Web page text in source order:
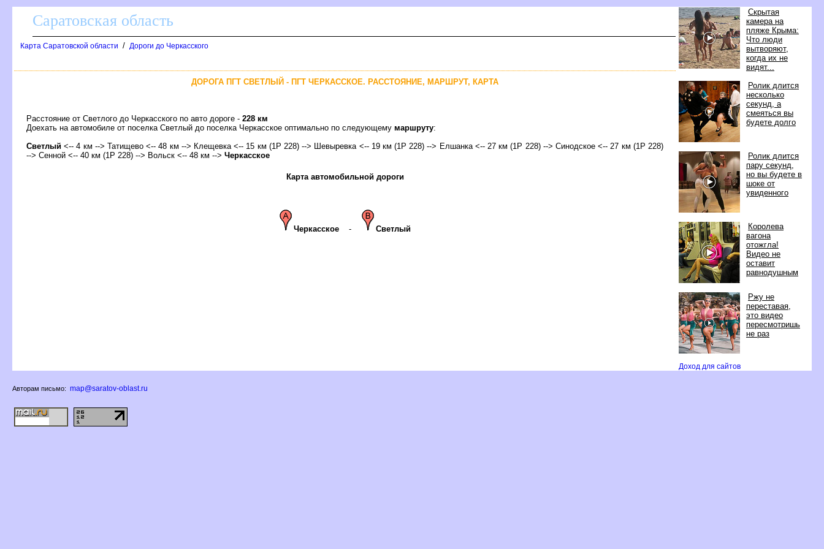
Скрытая
камера на
пляже Крыма:
Что люди
ытворяют,
когда их не
идят...
Ролик длится
несколько
секунд, а
смеяться вы
удете долго
Ролик длится
пару секунд,
но вы будете
шоке от
увиденного
Королева
агона
отожгла!
идео не
оставит
равнодушным
Ржу не
переставая,
это видео
пересмотришь
не раз
Доход для сайто
Саратовская область
Карта Саратовской области / Дороги до Черкасского
ДОРОГА ПГТ СВЕТЛЫЙ - ПГТ ЧЕРКАССКОЕ. РАССТОЯНИЕ, МАРШРУТ, КАРТА
Расстояние от Светлого до Черкасского по авто дороге - 228 км
Доехать на автомобиле от поселка Светлый до поселка Черкасское оптимально по следующему маршруту:
Светлый <-- 4 км --> Татищево <-- 48 км --> Клещевка <-- 15 км (1Р 228) --> Шевыревка <-- 19 км (1Р 228) --> Елшанка <-- 27 км (1Р 228) --> Синодское <-- 27 км (1Р 228)
--> Сенной <-- 40 км (1Р 228) --> ольск <-- 48 км --> Черкасское
Карта автомобильной дороги
Черкасское - Светлый
Авторам письмо: map@saratov-oblast.ru